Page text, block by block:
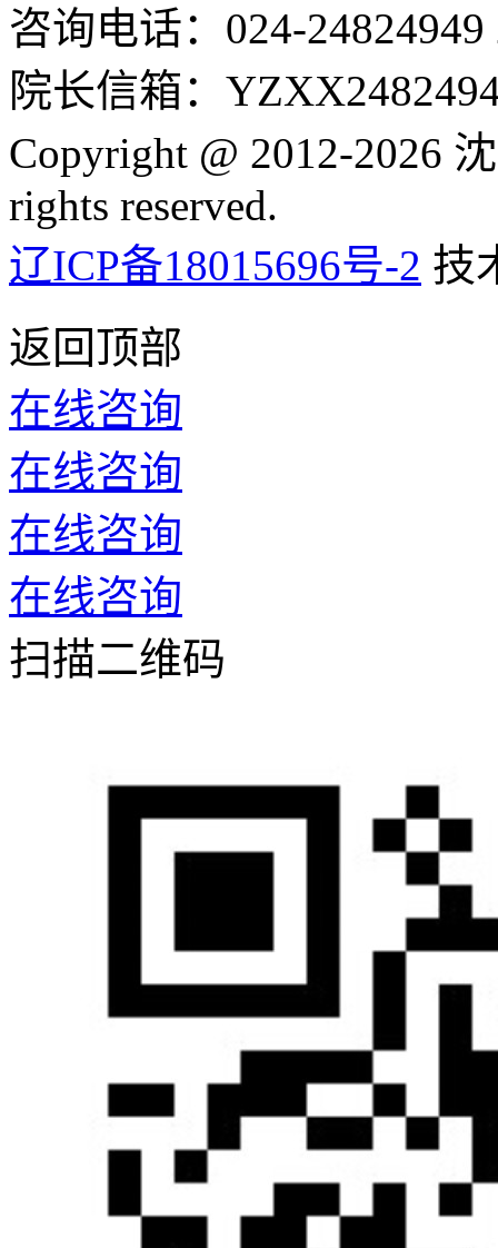
咨询电话：024-24824949
院长信箱：
Copyright @ 2012-2026
rights reserved.
辽ICP备18015696号-2 技
返回顶部
在线咨询
在线咨询
在线咨询
在线咨询
扫描二维码